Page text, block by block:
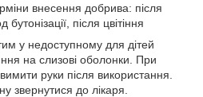
внесення добрива: після
після цвітіння
у недоступному для дітей
на слизові оболонки. При
руки після використання.
звернутися до лікаря.